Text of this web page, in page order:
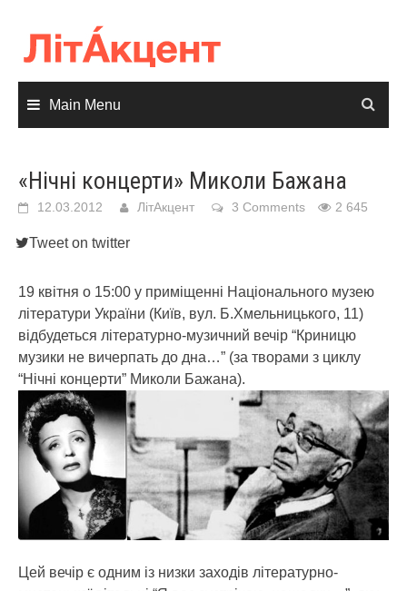
content
Main Menu
«Нічні концерти» Миколи Бажана
12.03.2012 ЛітАкцент 3 Comments 2 645
Tweet on twitter
19 квітня о 15:00 у приміщенні Національного музею
літератури України (Київ, вул. Б.Хмельницького, 11)
відбудеться літературно-музичний вечір “Криницю
музики не вичерпать до дна…” (за творами з циклу
“Нічні концерти” Миколи Бажана).
Цей вечір є одним із низки заходів літературно-